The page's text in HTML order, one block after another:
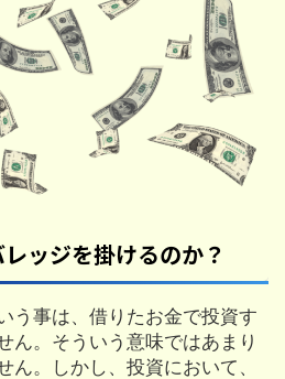
ッジを掛けるのか？
う事は、借りたお金で投資す
ん。そういう意味ではあまり
ん。しかし、投資において、